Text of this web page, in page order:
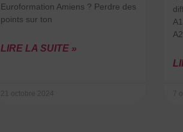
Euroformation Amiens ? Perdre des
points sur ton
LIRE LA SUITE »
21 octobre 2024 7